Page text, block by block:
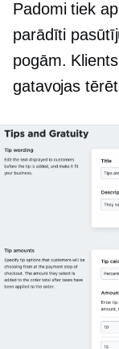
Padomi tiek
parādīti
pogām.
gatavojas